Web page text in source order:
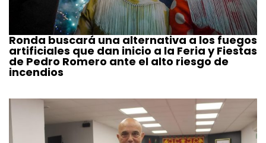
Ronda buscará una alternativa a los fuegos
artificiales que dan inicio a la Feria y Fiestas
de Pedro Romero ante el alto riesgo de
incendios